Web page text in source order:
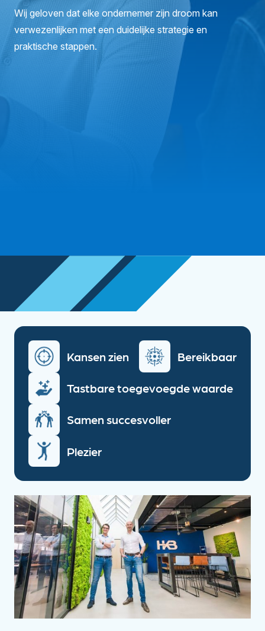
Wij geloven dat elke ondernemer zijn droom kan
verwezenlijken met een duidelijke strategie en
praktische stappen.
Kansen zien Bereikbaar
Tastbare toegevoegde waarde
Samen succesvoller
Plezier